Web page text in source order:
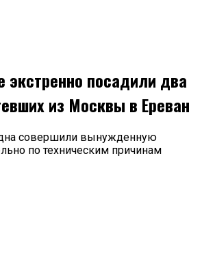
экстренно посадили два
из Москвы в Ереван
совершили вынужденную
по техническим причинам